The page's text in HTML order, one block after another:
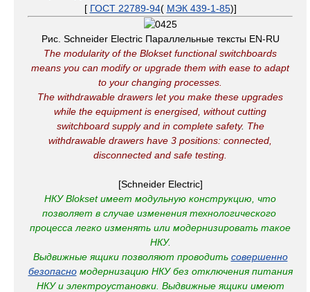
[ ГОСТ 22789-94( МЭК 439-1-85)]
Рис. Schneider Electric Параллельные тексты EN-RU
The modularity of the Blokset functional switchboards
means you can modify or upgrade them with ease to adapt
to your changing processes.
The withdrawable drawers let you make these upgrades
while the equipment is energised, without cutting
switchboard supply and in complete safety. The
withdrawable drawers have 3 positions: connected,
disconnected and safe testing.
[Schneider Electric]
НКУ Blokset имеет модульную конструкцию, что
позволяет в случае изменения технологического
процесса легко изменять или модернизировать такое
НКУ.
Выдвижные ящики позволяют проводить совершенно
безопасно модернизацию НКУ без отключения питания
НКУ и электроустановки. Выдвижные ящики имеют